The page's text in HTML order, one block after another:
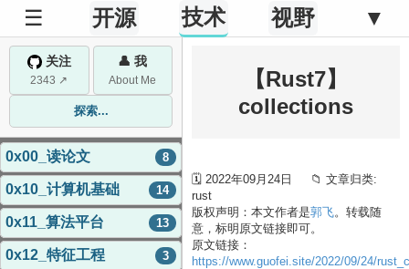
☰ 开源 技术 视野 ▼
关注
2343 ↗
👤 我
About Me
探索...
0x00_读论文 8
0x10_计算机基础 14
0x11_算法平台 13
0x12_特征工程 3
【Rust7】
collections
🗓 2022年09月24日 📁 文章归类:
rust
版权声明：本文作者是郭飞。转载随
意，标明原文链接即可。
原文链接：
https://www.guofei.site/2022/09/24/